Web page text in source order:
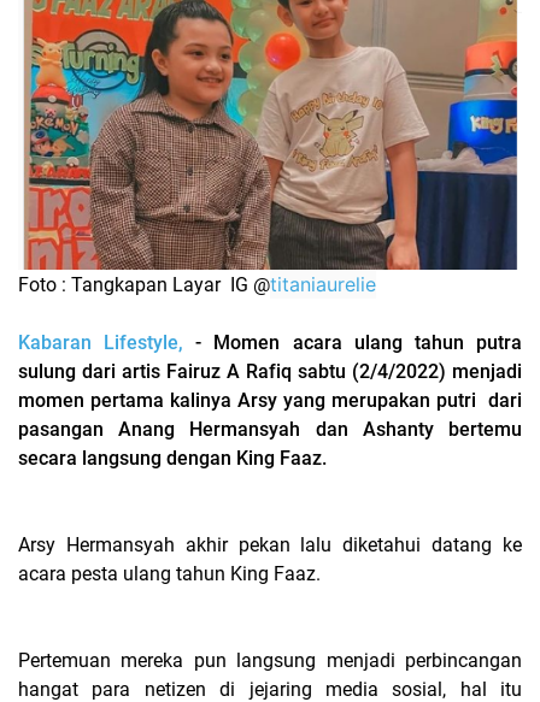
Foto : Tangkapan Layar IG @titaniaurelie
Kabaran Lifestyle, - Momen acara ulang tahun putra
sulung dari artis Fairuz A Rafiq sabtu (2/4/2022) menjadi
momen pertama kalinya Arsy yang merupakan putri dari
pasangan Anang Hermansyah dan Ashanty bertemu
secara langsung dengan King Faaz.
Arsy Hermansyah akhir pekan lalu diketahui datang ke
acara pesta ulang tahun King Faaz.
Pertemuan mereka pun langsung menjadi perbincangan
hangat para netizen di jejaring media sosial, hal itu